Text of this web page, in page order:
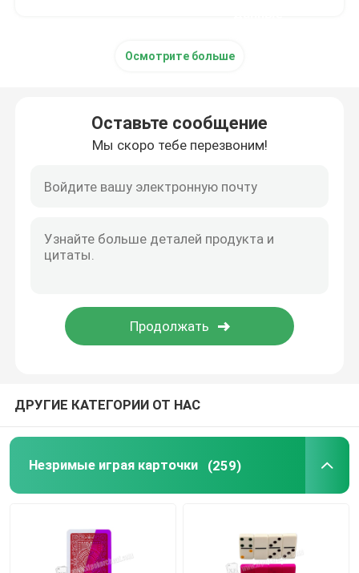
Осмотрите больше
Оставьте сообщение
Мы скоро тебе перезвоним!
ДРУГИЕ КАТЕГОРИИ ОТ НАС
Незримые играя карточки (259)